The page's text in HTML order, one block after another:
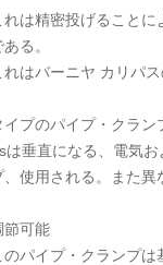
れは精密投げることに
る。
れはバーニヤ カリパ
イプのパイプ・クラン
は垂直になる、電気
、使用される。また異
節可能
のパイプ・クランプ